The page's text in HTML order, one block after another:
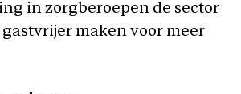
in zorgberoepen de sector
gastvrijer maken voor meer